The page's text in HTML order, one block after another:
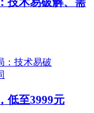
低至3999元